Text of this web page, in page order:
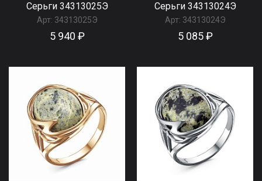
Серьги 34313025Э
Арт: 34313025Э
5 940 ₽
Серьги 34313024Э
Арт: 34313024Э
5 085 ₽